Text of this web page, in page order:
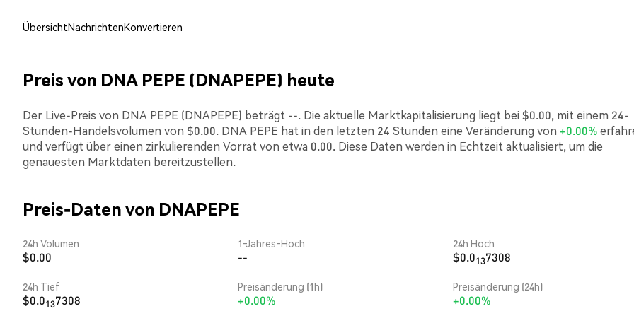
ÜbersichtNachrichtenKonvertieren
Preis von DNA PEPE (DNAPEPE) heute
Der Live-Preis von DNA PEPE (DNAPEPE) beträgt --. Die aktuelle Marktkapitalisierung liegt bei $0.00, mit einem 24-
Stunden-Handelsvolumen von $0.00. DNA PEPE hat in den letzten 24 Stunden eine Veränderung von +0.00%
und verfügt über einen zirkulierenden Vorrat von etwa 0.00. Diese Daten werden in Echtzeit aktualisiert, um die
genauesten Marktdaten bereitzustellen.
Preis-Daten von DNAPEPE
24h Volumen
$0.00
1‑Jahres‑Hoch
--
24h Hoch
$0.0137308
24h Tief
$0.0137308
Preisänderung (1h)
+0.00%
Preisänderung (24h)
+0.00%